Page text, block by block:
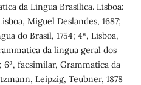
da Lingua Brasílica. Lisboa:
Miguel Deslandes, 1687;
do Brasil, 1754; 4ª, Lisboa,
da lingua geral dos
6ª, facsimilar, Grammatica da
Leipzig, Teubner, 1878